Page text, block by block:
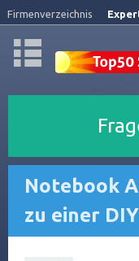
Firmenverzeichnis
Notebook
zu einer